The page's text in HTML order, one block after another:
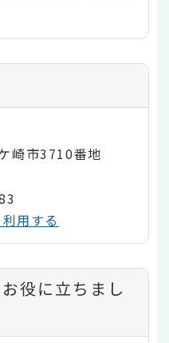
崎市3710番地
用する
役に立ちまし